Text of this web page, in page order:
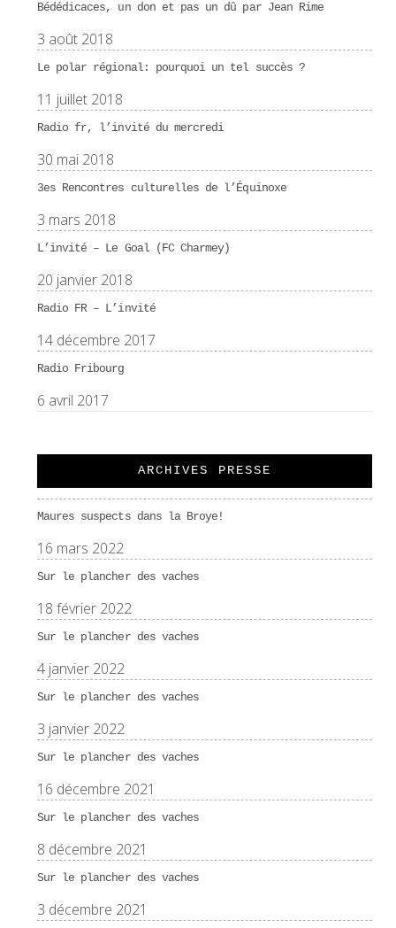
Bédédicaces, un don et pas un dû par Jean Rime
3 août 2018
Le polar régional: pourquoi un tel succès ?
11 juillet 2018
Radio fr, l’invité du mercredi
30 mai 2018
3es Rencontres culturelles de l’Équinoxe
3 mars 2018
L’invité – Le Goal (FC Charmey)
20 janvier 2018
Radio FR – L’invité
14 décembre 2017
Radio Fribourg
6 avril 2017
ARCHIVES PRESSE
Maures suspects dans la Broye!
16 mars 2022
Sur le plancher des vaches
18 février 2022
Sur le plancher des vaches
4 janvier 2022
Sur le plancher des vaches
3 janvier 2022
Sur le plancher des vaches
16 décembre 2021
Sur le plancher des vaches
8 décembre 2021
Sur le plancher des vaches
3 décembre 2021